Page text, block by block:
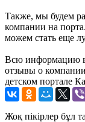
Также, мы будем
компании на
можем стать еще
Всю информацию в
отзывы о
детском портале
Жоқ пікірлер бұл